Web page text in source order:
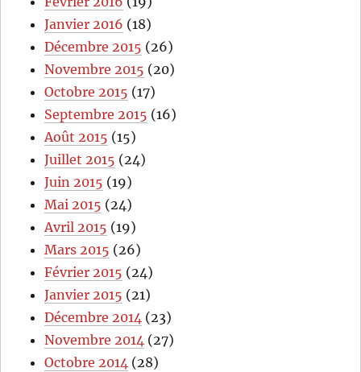
Janvier 2016 (18)
Décembre 2015 (26)
Novembre 2015 (20)
Octobre 2015 (17)
Septembre 2015 (16)
Août 2015 (15)
Juillet 2015 (24)
Juin 2015 (19)
Mai 2015 (24)
Avril 2015 (19)
Mars 2015 (26)
Février 2015 (24)
Janvier 2015 (21)
Décembre 2014 (23)
Novembre 2014 (27)
Octobre 2014 (28)